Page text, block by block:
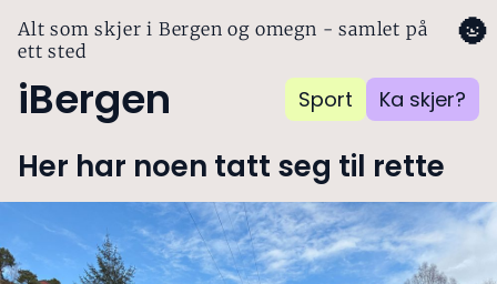
Alt som skjer i Bergen og omegn - samlet på
ett sted
iBergen Sport Ka skjer?
🌚
Her har noen tatt seg til rette